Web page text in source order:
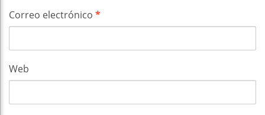
Correo electrónico *
Web